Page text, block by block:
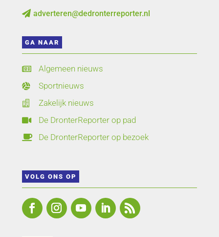
 adverteren@dedronterreporter.nl
GA NAAR
 Algemeen nieuws
 Sportnieuws
 Zakelijk nieuws
 De DronterReporter op pad
 De DronterReporter op bezoek
VOLG ONS OP